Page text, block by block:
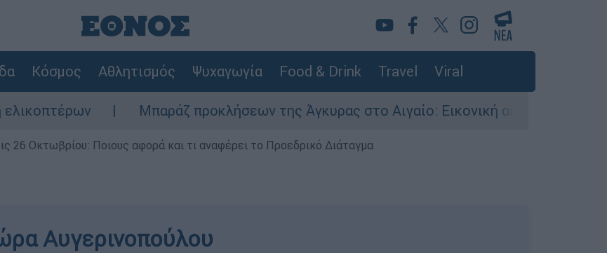
Κόσμος Αθλητισμός Ψυχαγωγία Food & Drink Travel Viral
Μπαράζ προκλήσεων της Άγκυρας στο Αιγαίο: Εικονική αερομαχία ανάμεσα σε
26 Οκτωβρίου: Ποιους αφορά και τι αναφέρει το Προεδρικό Διάταγμα
Αυγερινοπούλου